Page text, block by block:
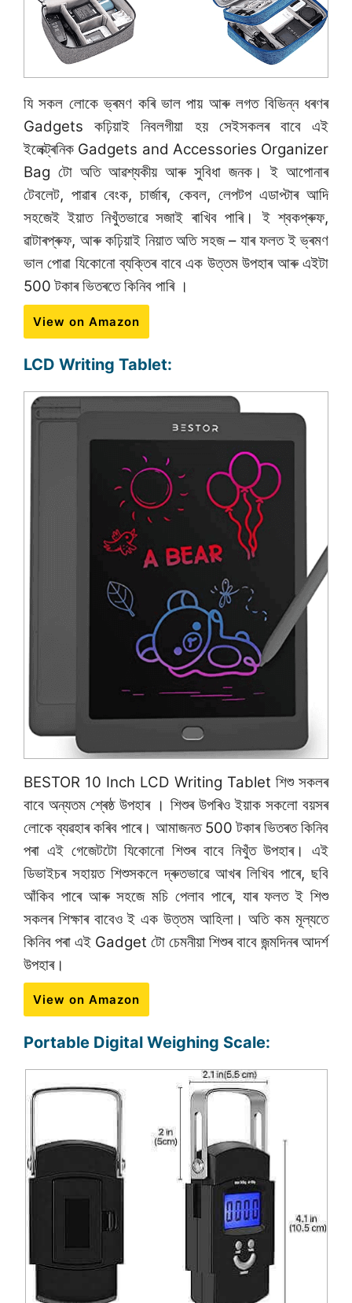
যি সকল লোকে ভ্ৰমণ কৰি ভাল পায় আৰু লগত বিভিন্ন ধৰণৰ
Gadgets কঢ়িয়াই নিবলগীয়া হয় সেইসকলৰ বাবে এই
ইলেক্ট্ৰনিক Gadgets and Accessories Organizer
Bag টো অতি আৱশ্যকীয় আৰু সুবিধা জনক। ই আপোনাৰ
টেবলেট, পাৱাৰ বেংক, চাৰ্জাৰ, কেবল, লেপটপ এডাপ্টাৰ আদি
সহজেই ইয়াত নিখুঁতভাৱে সজাই ৰাখিব পাৰি। ই শ্বকপ্ৰুফ,
ৱাটাৰপ্ৰুফ, আৰু কঢ়িয়াই নিয়াত অতি সহজ – যাৰ ফলত ই ভ্ৰমণ
ভাল পোৱা যিকোনো ব্যক্তিৰ বাবে এক উত্তম উপহাৰ আৰু এইটা
500 টকাৰ ভিতৰতে কিনিব পাৰি ।
View on Amazon
LCD Writing Tablet:
BESTOR 10 Inch LCD Writing Tablet শিশু সকলৰ
বাবে অন্যতম শ্ৰেষ্ঠ উপহাৰ । শিশুৰ উপৰিও ইয়াক সকলো বয়সৰ
লোকে ব্যৱহাৰ কৰিব পাৰে। আমাজনত 500 টকাৰ ভিতৰত কিনিব
পৰা এই গেজেটটো যিকোনো শিশুৰ বাবে নিখুঁত উপহাৰ। এই
ডিভাইচৰ সহায়ত শিশুসকলে দ্ৰুতভাৱে আখৰ লিখিব পাৰে, ছবি
আঁকিব পাৰে আৰু সহজে মচি পেলাব পাৰে, যাৰ ফলত ই শিশু
সকলৰ শিক্ষাৰ বাবেও ই এক উত্তম আহিলা। অতি কম মূল্যতে
কিনিব পৰা এই Gadget টো চেমনীয়া শিশুৰ বাবে জন্মদিনৰ আদৰ্শ
উপহাৰ।
View on Amazon
Portable Digital Weighing Scale: